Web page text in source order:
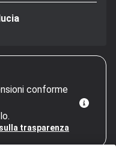
conforme
trasparenza